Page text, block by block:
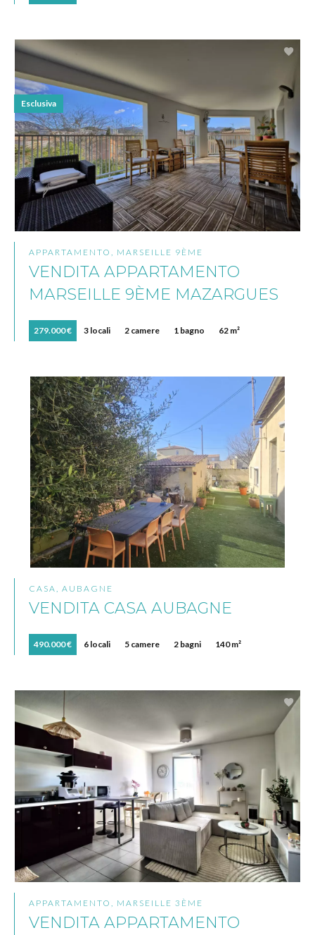
APPARTAMENTO, MARSEILLE 9ÈME
VENDITA APPARTAMENTO
MARSEILLE 9ÈME MAZARGUES
279.000 € 3 locali 2 camere 1 bagno 62 m²
Esclusiva
CASA, AUBAGNE
VENDITA CASA AUBAGNE
490.000 € 6 locali 5 camere 2 bagni 140 m²
APPARTAMENTO, MARSEILLE 3ÈME
VENDITA APPARTAMENTO